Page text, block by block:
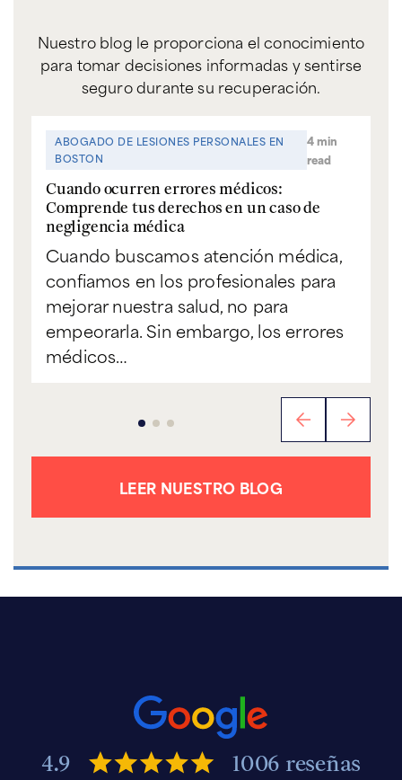
Nuestro blog le proporciona el conocimiento
para tomar decisiones informadas y sentirse
seguro durante su recuperación.
ABOGADO DE LESIONES PERSONALES EN
BOSTON
4 min
read
Cuando ocurren errores médicos:
Comprende tus derechos en un caso de
negligencia médica
Cuando buscamos atención médica,
confiamos en los profesionales para
mejorar nuestra salud, no para
empeorarla. Sin embargo, los errores
médicos…
LEER NUESTRO BLOG
4.9 1006 reseñas